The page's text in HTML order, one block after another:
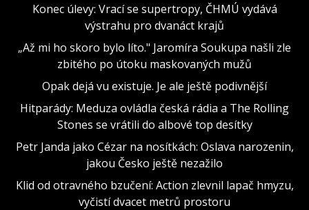
Konec úlevy: Vrací se supertropy, ČHMÚ vydává
výstrahu pro dvanáct krajů
„Až mi ho skoro bylo líto." Jaromíra Soukupa našli zle
zbitého po útoku maskovaných mužů
Opak dejá vu existuje. Je ale ještě podivnější
Hitparády: Meduza ovládla česká rádia a The Rolling
Stones se vrátili do albové top desítky
Petr Janda jako Cézar na nosítkách: Oslava narozenin,
jakou Česko ještě nezažilo
Klid od otravného bzučení: Action zlevnil lapač hmyzu,
vyčistí dvacet metrů prostoru